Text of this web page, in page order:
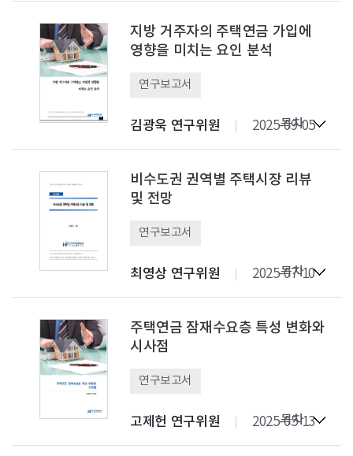
지방 거주자의 주택연금 가입에
영향을 미치는 요인 분석
연구보고서
김광욱 연구위원 2025-09-05
목차
비수도권 권역별 주택시장 리뷰
및 전망
연구보고서
최영상 연구위원 2025-07-10
목차
주택연금 잠재수요층 특성 변화와
시사점
연구보고서
고제헌 연구위원 2025-05-13
목차